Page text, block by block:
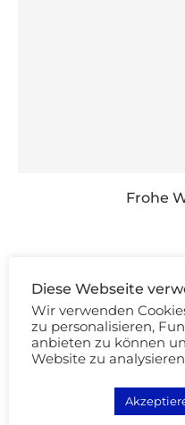
Frohe
Diese Webseite
Wir verwenden
zu personalisieren,
anbieten zu können
Website zu